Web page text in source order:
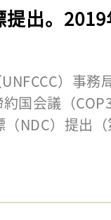
提出。
）事務
国会議（
NDC）提出